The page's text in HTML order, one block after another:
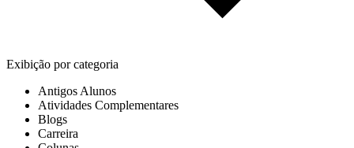
Exibição por categoria
Antigos Alunos
Atividades Complementares
Blogs
Carreira